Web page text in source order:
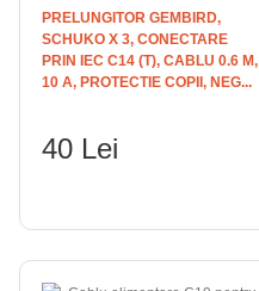
PRELUNGITOR GEMBIRD,
SCHUKO X 3, CONECTARE
PRIN IEC C14 (T), CABLU 0.6 M,
10 A, PROTECTIE COPII, NEG...
40 Lei